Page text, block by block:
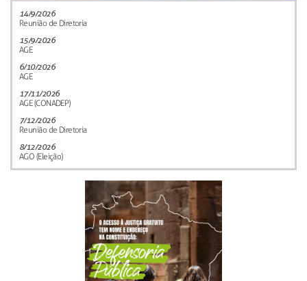
14/9/2026
Reunião de Diretoria
15/9/2026
AGE
6/10/2026
AGE
17/11/2026
AGE (CONADEP)
7/12/2026
Reunião de Diretoria
8/12/2026
AGO (Eleição)